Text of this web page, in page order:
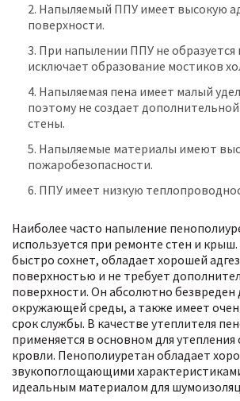
Напыляемый ППУ имеет высокую
поверхности.
При напылении ППУ не образуется
исключает образование мостиков
Напыляемая пена имеет малый
поэтому не создает дополнительной
стены.
Напыляемые материалы имеют
пожаробезопасности.
ППУ имеет низкую
Наиболее часто напыление
используется при ремонте стен и
быстро сохнет, обладает хорошей
поверхностью и не требует
поверхности. Он абсолютно безвреден
окружающей среды, а также имеет
срок службы. В качестве утеплителя
применяется в основном для
кровли. Пенополиуретан обладает
звукопоглощающими
идеальным материалом для